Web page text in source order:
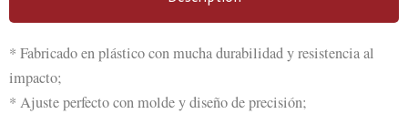
* Fabricado en plástico con mucha durabilidad y resistencia al
impacto;
* Ajuste perfecto con molde y diseño de precisión;